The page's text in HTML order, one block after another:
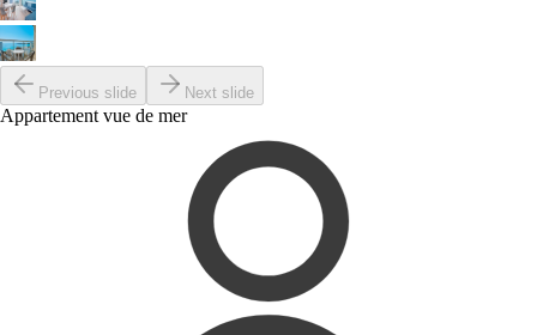
Previous slide Next slide
Appartement vue de mer